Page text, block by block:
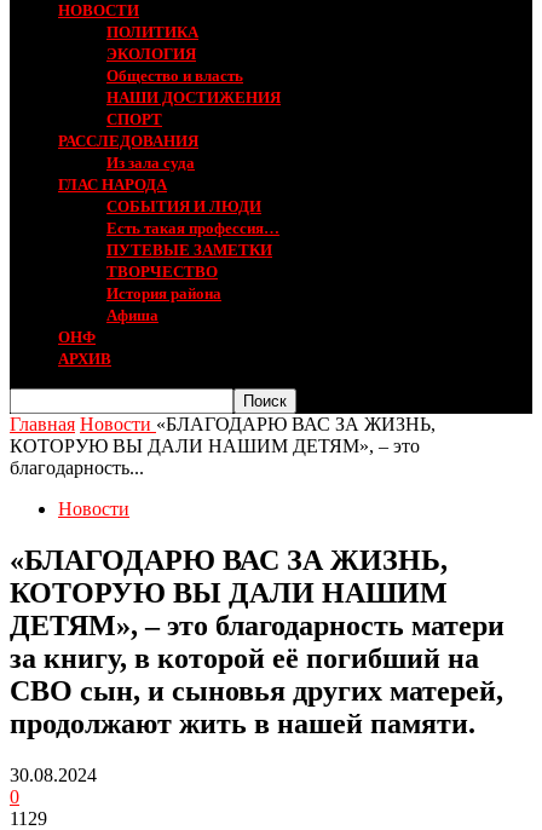
НОВОСТИ
ПОЛИТИКА
ЭКОЛОГИЯ
Общество и власть
НАШИ ДОСТИЖЕНИЯ
СПОРТ
РАССЛЕДОВАНИЯ
Из зала суда
ГЛАС НАРОДА
СОБЫТИЯ И ЛЮДИ
Есть такая профессия…
ПУТЕВЫЕ ЗАМЕТКИ
ТВОРЧЕСТВО
История района
Афиша
ОНФ
АРХИВ
Главная Новости «БЛАГОДАРЮ ВАС ЗА ЖИЗНЬ,
КОТОРУЮ ВЫ ДАЛИ НАШИМ ДЕТЯМ», – это
благодарность...
Новости
«БЛАГОДАРЮ ВАС ЗА ЖИЗНЬ,
КОТОРУЮ ВЫ ДАЛИ НАШИМ
ДЕТЯМ», – это благодарность матери
за книгу, в которой её погибший на
СВО сын, и сыновья других матерей,
продолжают жить в нашей памяти.
30.08.2024
0
1129